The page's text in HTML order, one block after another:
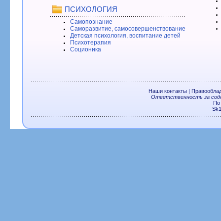
ПСИХОЛОГИЯ
Самопознание
Саморазвитие, самосовершенствование
Детская психология, воспитание детей
Психотерапия
Соционика
Наши контакты|
Ответственность за
По